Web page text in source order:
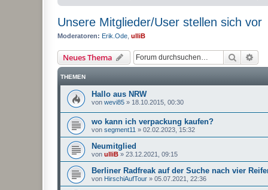
Unsere Mitglieder/User stellen sich vor
Moderatoren: Erik.Ode ulliB
Neues Thema Suche
THEMEN
Hallo aus NRW
von wevi85 » 18.10.2015, 00:30
wo kann ich verpackung kaufen?
von segment11 » 02.02.2023, 15:32
Neumitglied
von ulliB » 23.12.2021, 09:15
Berliner Radfreak auf der Suche nach vier
von HirschiAufTour » 05.07.2021, 22:36